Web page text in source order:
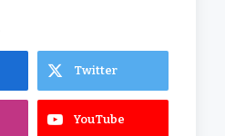
Twitter
YouTube